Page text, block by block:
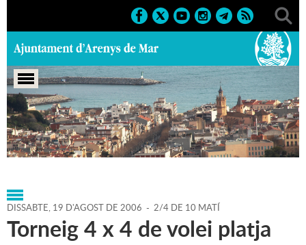
Portada > Agenda > 19-08-
2006 > Marcs > Esportius > 2006 > Activitats esportives
DISSABTE, 19 D'AGOST DE 2006 - 2/4 DE 10 MATÍ
Torneig 4 x 4 de volei platja